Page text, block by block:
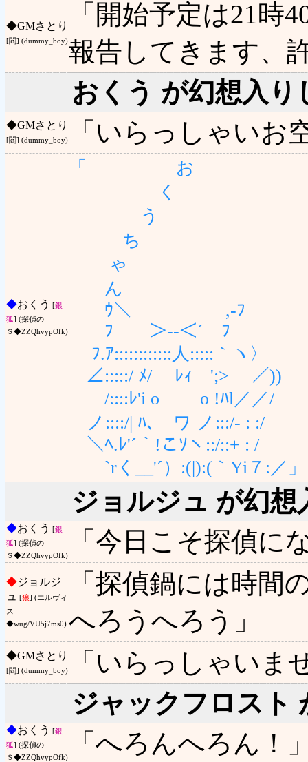
◆GMさとり
[閻] (dummy_boy)
「開始予定は21時
報告してきます、
おくう が幻想入り
◆GMさとり
[閻] (dummy_boy) 「いらっしゃいお
◆おくう [銀
狐] (探偵の
＄◆ZZQhvypOfk)
「 お
く
う
ち
ゃ
ん
ｳ＼ ,-ﾌ
ﾌ ＞-‐＜´ ﾌ
ﾌ.ｱ::::::::::::人:::::｀ヽ〉
∠:::::/ ﾒ/ ﾚｨ ';> ／))
/::::ﾚ'i o o !ﾊl／／/
ノ::::/| ﾊ､ ワ ノ:::/- : :/
＼ﾍ.ﾚ'´｀!こｿヽ::/::+ : /
`rく__'´）:(|):(｀Yi７:／」
ジョルジュ が幻想
◆おくう [銀
狐] (探偵の
＄◆ZZQhvypOfk)
「今日こそ探偵に
◆ジョルジ
ュ
[狼] (エルヴィ
ス
◆wug/VU5j7ms0)
「探偵鍋には時
へろうへろう」
◆GMさとり
[閻] (dummy_boy)
「いらっしゃいま
ジャックフロスト
◆おくう [銀
狐] (探偵の
＄◆ZZQhvypOfk)
「へろんへろん！